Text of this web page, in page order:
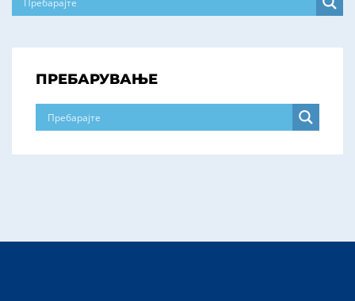
ПРЕБАРУВАЊЕ